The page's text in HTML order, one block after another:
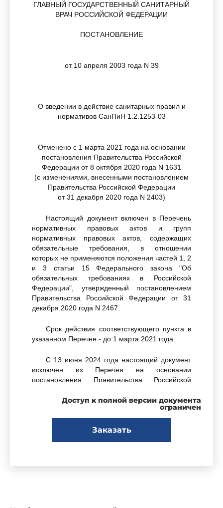
ГЛАВНЫЙ ГОСУДАРСТВЕННЫЙ САНИТАРНЫЙ
ВРАЧ РОССИЙСКОЙ ФЕДЕРАЦИИ
ПОСТАНОВЛЕНИЕ
от 10 апреля 2003 года N 39
О введении в действие санитарных правил и
нормативов СанПиН 1.2.1253-03
Отменено с 1 марта 2021 года на основании
постановления Правительства Российской
Федерации от 8 октября 2020 года N 1631
(с изменениями, внесенными постановлением
Правительства Российской Федерации
от 31 декабря 2020 года N 2403)
Настоящий документ включен в Перечень
нормативных правовых актов и групп
нормативных правовых актов, содержащих
обязательные требования, в отношении
которых не применяются положения частей 1, 2
и 3 статьи 15 Федерального закона "Об
обязательных требованиях в Российской
Федерации", утвержденный постановлением
Правительства Российской Федерации от 31
декабря 2020 года N 2467.
Срок действия соответствующего пункта в
указанном Перечне - до 1 марта 2021 года.
С 13 июня 2024 года настоящий документ
исключен из Перечня на основании
постановления Правительства Российской
- Примечание изготовителя базы данных.
Доступ к полной версии документа
ограничен
Заказать